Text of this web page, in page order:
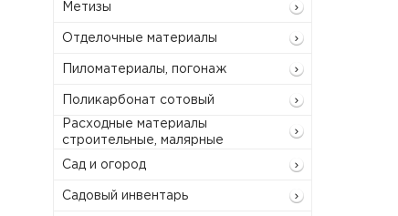
Метизы
Отделочные материалы
Пиломатериалы, погонаж
Поликарбонат сотовый
Расходные материалы
строительные, малярные
Сад и огород
Садовый инвентарь